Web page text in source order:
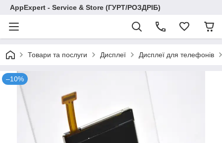
AppExpert - Service & Store (ГУРТ/РОЗДРІБ)
Товари та послуги Дисплеї Дисплеї для телефонів
–10%